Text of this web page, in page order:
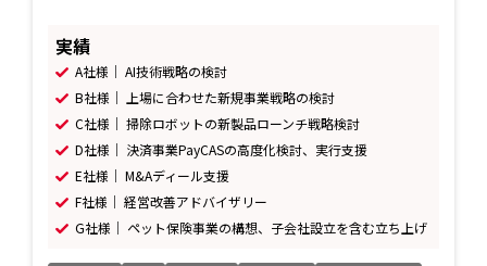
実績
A社様｜ AI技術戦略の検討
B社様｜ 上場に合わせた新規事業戦略の検討
C社様｜ 掃除ロボットの新製品ローンチ戦略検討
D社様｜ 決済事業PayCASの高度化検討、実行支援
E社様｜ M&Aディール支援
F社様｜ 経営改善アドバイザリー
G社様｜ ペット保険事業の構想、子会社設立を含む立ち上げ